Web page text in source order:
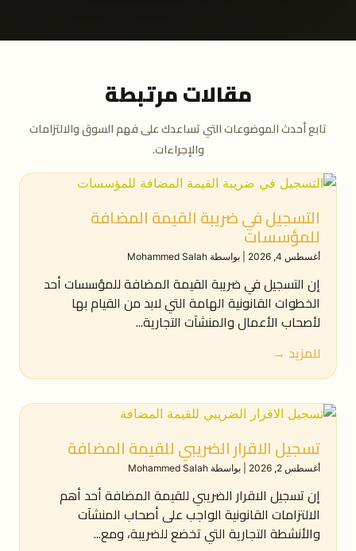
مقالات مرتبطة
تابع أحدث الموضوعات التي تساعدك على فهم السوق والالتزامات
والإجراءات.
التسجيل في ضريبة القيمة المضافة
للمؤسسات
أغسطس 4, 2026 بواسطة Mohammed Salah
إن التسجيل في ضريبة القيمة المضافة للمؤسسات أحد
الخطوات القانونية الهامة التي لابد من القيام بها
لأصحاب الأعمال والمنشآت التجارية...
للمزيد →
تسجيل الاقرار الضريبي للقيمة المضافة
أغسطس 2, 2026 بواسطة Mohammed Salah
إن تسجيل الاقرار الضريبي للقيمة المضافة أحد أهم
الالتزامات القانونية الواجب على أصحاب المنشآت
والأنشطة التجارية التي تخضع للضريبة، ومع...